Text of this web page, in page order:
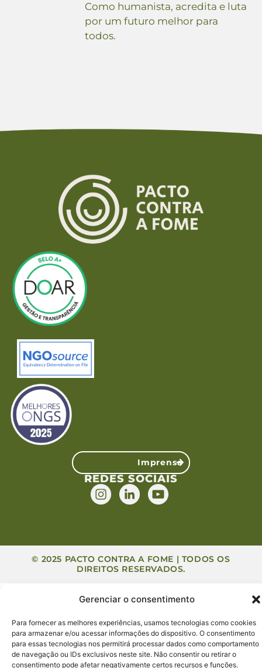
Gerenciar o consentimento
Para fornecer as melhores experiências, usamos tecnologias como cookies
para armazenar e/ou acessar informações do dispositivo. O consentimento
para essas tecnologias nos permitirá processar dados como comportamento
de navegação ou IDs exclusivos neste site. Não consentir ou retirar o
consentimento pode afetar negativamente certos recursos e funções.
Como humanista, acredita e luta
por um futuro melhor para
todos.
Imprensa
REDES SOCIAIS
© 2025 PACTO CONTRA A FOME | TODOS OS
DIREITOS RESERVADOS.